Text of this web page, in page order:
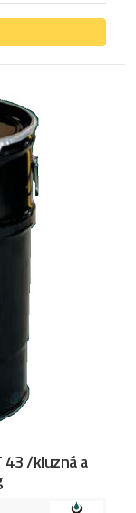
43 /kluzná a